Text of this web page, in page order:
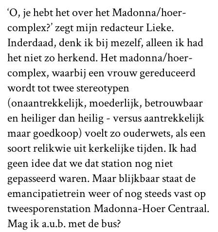
‘O, je hebt het over het Madonna/hoer-
complex?’ zegt mijn redacteur Lieke.
Inderdaad, denk ik bij mezelf, alleen ik had
het niet zo herkend. Het madonna/hoer-
complex, waarbij een vrouw gereduceerd
wordt tot twee stereotypen
(onaantrekkelijk, moederlijk, betrouwbaar
en heiliger dan heilig - versus aantrekkelijk
maar goedkoop) voelt zo ouderwets, als een
soort relikwie uit kerkelijke tijden. Ik had
geen idee dat we dat station nog niet
gepasseerd waren. Maar blijkbaar staat de
emancipatietrein weer of nog steeds vast op
tweesporenstation Madonna-Hoer Centraal.
Mag ik a.u.b. met de bus?